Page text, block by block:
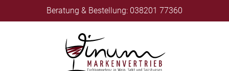
Beratung & Bestellung: 038201 77360